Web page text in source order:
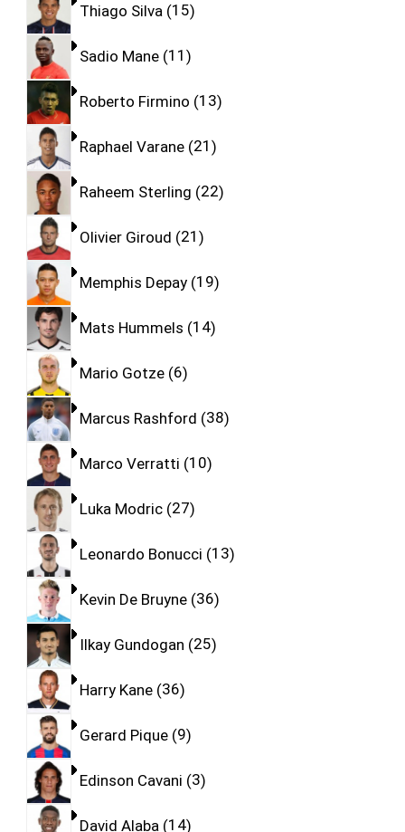
Thiago Silva 15
Sadio Mane 11
Roberto Firmino 13
Raphael Varane 21
Raheem Sterling 22
Olivier Giroud 21
Memphis Depay 19
Mats Hummels 14
Mario Gotze 6
Marcus Rashford 38
Marco Verratti 10
Luka Modric 27
Leonardo Bonucci 13
Kevin De Bruyne 36
Ilkay Gundogan 25
Harry Kane 36
Gerard Pique 9
Edinson Cavani 3
David Alaba 14